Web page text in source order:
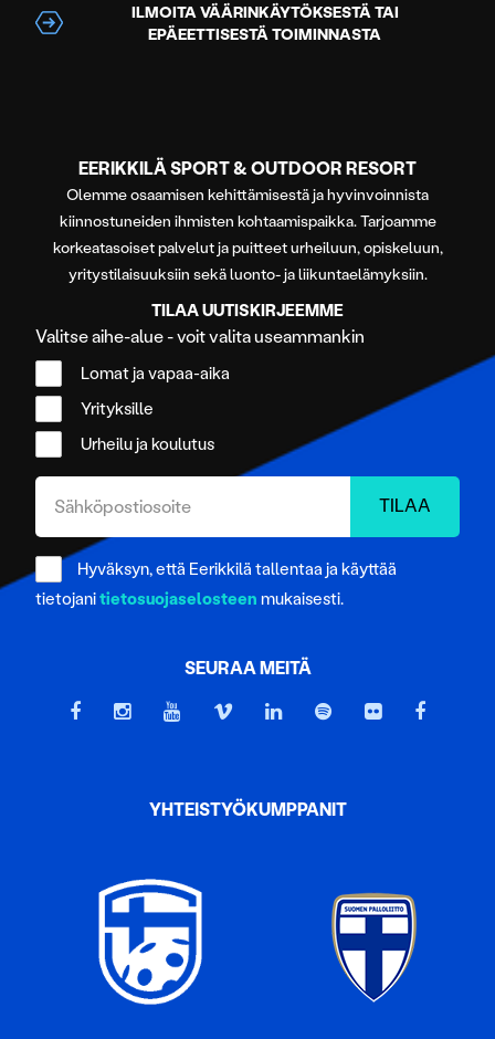
ILMOITA VÄÄRINKÄYTÖKSESTÄ TAI
EPÄEETTISESTÄ TOIMINNASTA
EERIKKILÄ SPORT & OUTDOOR RESORT
Olemme osaamisen kehittämisestä ja hyvinvoinnista
kiinnostuneiden ihmisten kohtaamispaikka. Tarjoamme
korkeatasoiset palvelut ja puitteet urheiluun, opiskeluun,
yritystilaisuuksiin sekä luonto- ja liikuntaelämyksiin.
TILAA UUTISKIRJEEMME
Valitse aihe-alue - voit valita useammankin
Lomat ja vapaa-aika
Yrityksille
Urheilu ja koulutus
Hyväksyn, että Eerikkilä tallentaa ja käyttää
tietojanitietosuojaselosteen mukaisesti.
SEURAA MEITÄ
YHTEISTYÖKUMPPANIT